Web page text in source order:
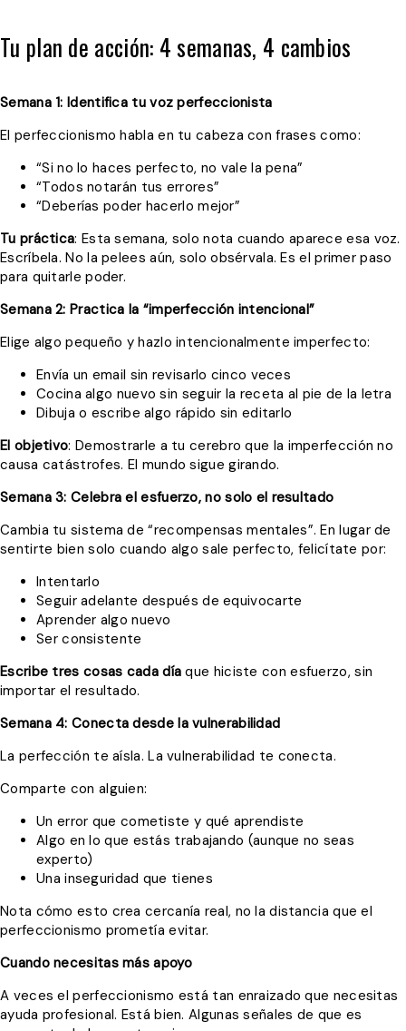
Tu plan de acción: 4 semanas, 4 cambios
Semana 1: Identifica tu voz perfeccionista
El perfeccionismo habla en tu cabeza con frases como:
“Si no lo haces perfecto, no vale la pena”
“Todos notarán tus errores”
“Deberías poder hacerlo mejor”
Tu práctica: Esta semana, solo nota cuando aparece esa voz.
Escríbela. No la pelees aún, solo obsérvala. Es el primer paso
para quitarle poder.
Semana 2: Practica la “imperfección intencional”
Elige algo pequeño y hazlo intencionalmente imperfecto:
Envía un email sin revisarlo cinco veces
Cocina algo nuevo sin seguir la receta al pie de la letra
Dibuja o escribe algo rápido sin editarlo
El objetivo: Demostrarle a tu cerebro que la imperfección no
causa catástrofes. El mundo sigue girando.
Semana 3: Celebra el esfuerzo, no solo el resultado
Cambia tu sistema de “recompensas mentales”. En lugar de
sentirte bien solo cuando algo sale perfecto, felicítate por:
Intentarlo
Seguir adelante después de equivocarte
Aprender algo nuevo
Ser consistente
Escribe tres cosas cada día que hiciste con esfuerzo, sin
importar el resultado.
Semana 4: Conecta desde la vulnerabilidad
La perfección te aísla. La vulnerabilidad te conecta.
Comparte con alguien:
Un error que cometiste y qué aprendiste
Algo en lo que estás trabajando (aunque no seas
experto)
Una inseguridad que tienes
Nota cómo esto crea cercanía real, no la distancia que el
perfeccionismo prometía evitar.
Cuando necesitas más apoyo
A veces el perfeccionismo está tan enraizado que necesitas
ayuda profesional. Está bien. Algunas señales de que es